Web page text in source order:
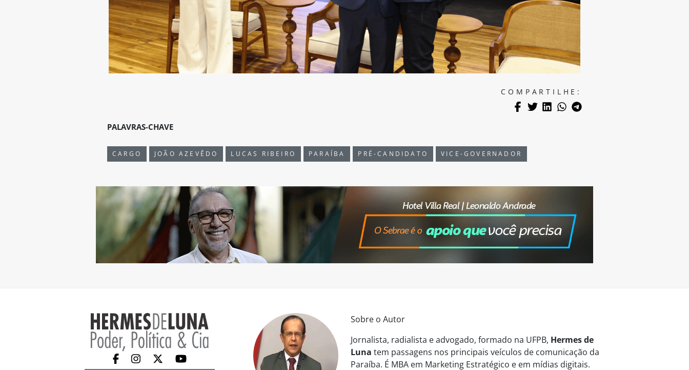
COMPARTILHE:
PALAVRAS-CHAVE
CARGO JOÃO AZEVÊDO LUCAS RIBEIRO PARAÍBA PRÉ-CANDIDATO VICE-GOVERNADOR
Sobre o Autor
Jornalista, radialista e advogado, formado na UFPB, Hermes de
Luna tem passagens nos principais veículos de comunicação da
Paraíba. É MBA em Marketing Estratégico e em mídias digitais.